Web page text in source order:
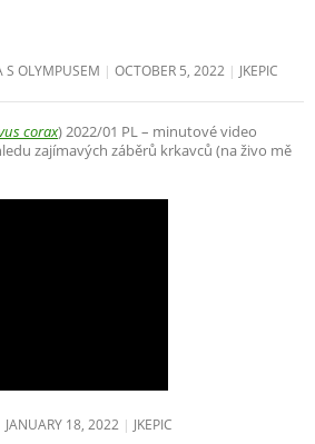
S OLYMPUSEM OCTOBER 5, 2022 JKEPIC
corax) 2022/01 PL – minutové video
zajímavých záběrů krkavců (na živo mě
JANUARY 18, 2022 JKEPIC